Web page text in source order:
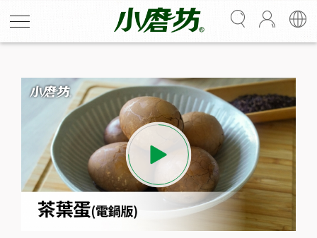
茶葉蛋(電鍋版)
濃郁茶香，樸實入味。茶葉蛋是簡單又美味的日常滋味，